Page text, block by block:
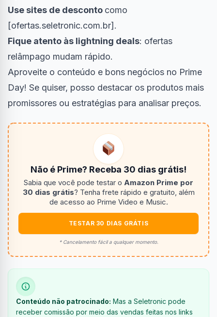
Use sites de desconto como
[ofertas.seletronic.com.br].
Fique atento às lightning deals: ofertas
relâmpago mudam rápido.
Aproveite o conteúdo e bons negócios no Prime
Day! Se quiser, posso destacar os produtos mais
promissores ou estratégias para analisar preços.
Não é Prime? Receba 30 dias grátis!
Sabia que você pode testar o Amazon Prime por
30 dias grátis? Tenha frete rápido e gratuito, além
de acesso ao Prime Video e Music.
TESTAR 30 DIAS GRÁTIS
* Cancelamento fácil a qualquer momento.
Conteúdo não patrocinado: Mas a Seletronic pode
receber comissão por meio das vendas feitas nos links